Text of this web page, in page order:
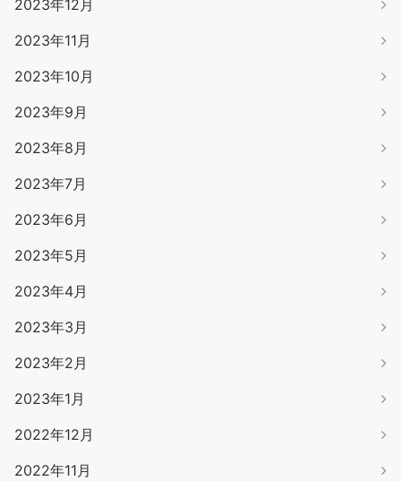
2023年12月
2023年11月
2023年10月
2023年9月
2023年8月
2023年7月
2023年6月
2023年5月
2023年4月
2023年3月
2023年2月
2023年1月
2022年12月
2022年11月